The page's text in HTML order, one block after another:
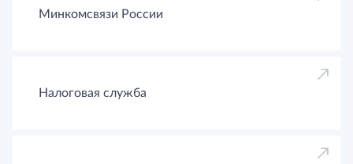
Минкомсвязи России
Налоговая служба